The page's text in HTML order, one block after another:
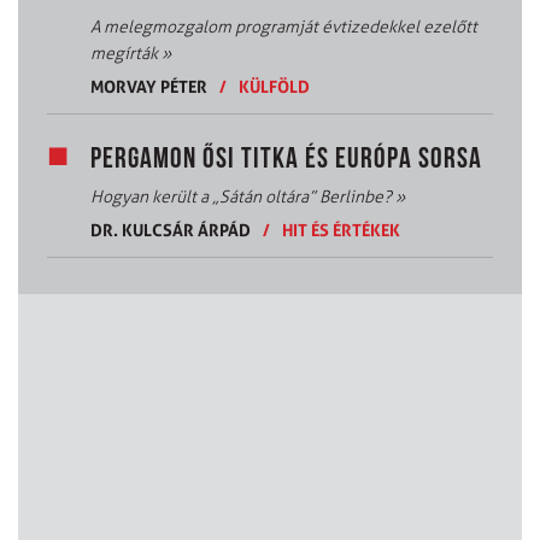
A melegmozgalom programját évtizedekkel ezelőtt
megírták»
MORVAY PÉTER
/ KÜLFÖLD
PERGAMON ŐSI TITKA ÉS EURÓPA SORSA
Hogyan került a „Sátán oltára” Berlinbe?»
DR. KULCSÁR ÁRPÁD
/ HIT ÉS ÉRTÉKEK